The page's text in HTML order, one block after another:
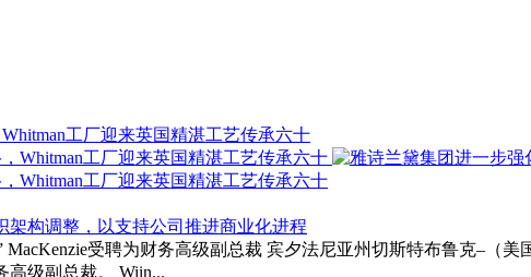
工厂迎来英国精湛工艺传承六十
架构调整，以支持公司推进商业化进程
受聘为财务高级副总裁 宾夕法尼亚州切斯特布鲁克–（美
高级副总裁。 Wiin...